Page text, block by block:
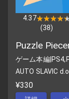
4.37
(38)
Puzzle
ゲーム本編|
AUTO SLAVIC
¥330